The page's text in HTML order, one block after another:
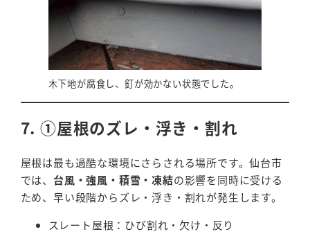
木下地が腐食し、釘が効かない状態でした。
7. ①屋根のズレ・浮き・割れ
屋根は最も過酷な環境にさらされる場所です。仙台市
では、 台風・強風・積雪・凍結の影響を同時に受ける
ため、早い段階からズレ・浮き・割れが発生します。
スレート屋根：ひび割れ・欠け・反り